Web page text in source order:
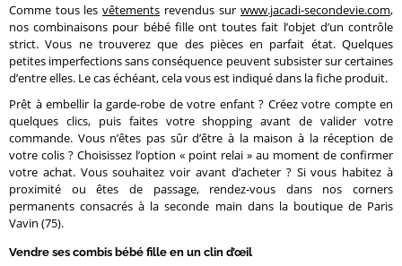
Comme tous les vêtements revendus sur www.jacadi-secondevie.com,
nos combinaisons pour bébé fille ont toutes fait l’objet d’un contrôle
strict. Vous ne trouverez que des pièces en parfait état. Quelques
petites imperfections sans conséquence peuvent subsister sur certaines
d’entre elles. Le cas échéant, cela vous est indiqué dans la fiche produit.
Prêt à embellir la garde-robe de votre enfant ? Créez votre compte en
quelques clics, puis faites votre shopping avant de valider votre
commande. Vous n’êtes pas sûr d’être à la maison à la réception de
votre colis ? Choisissez l’option « point relai » au moment de confirmer
votre achat. Vous souhaitez voir avant d’acheter ? Si vous habitez à
proximité ou êtes de passage, rendez-vous dans nos corners
permanents consacrés à la seconde main dans la boutique de Paris
Vavin (75).
Vendre ses combis bébé fille en un clin d’œil